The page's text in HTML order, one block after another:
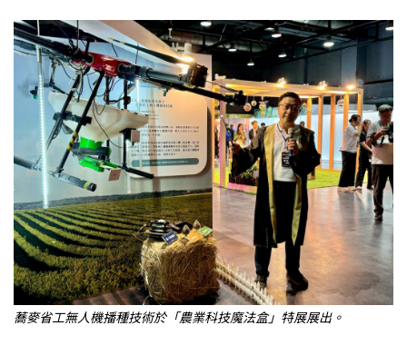
蕎麥省工無人機播種技術於「農業科技魔法盒」特展展出。